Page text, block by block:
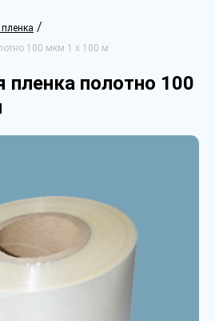
/
100 мкм 1 х 100 м
пленка полотно 100